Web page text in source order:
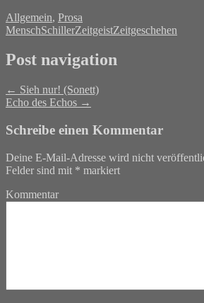
Allgemein, Prosa
MenschSchillerZeitgeistZeitgeschehen
Post navigation
← Sieh nur! (Sonett)
Echo des Echos →
Schreibe einen Kommentar
Deine E-Mail-Adresse wird nicht
Felder sind mit * markiert
Kommentar